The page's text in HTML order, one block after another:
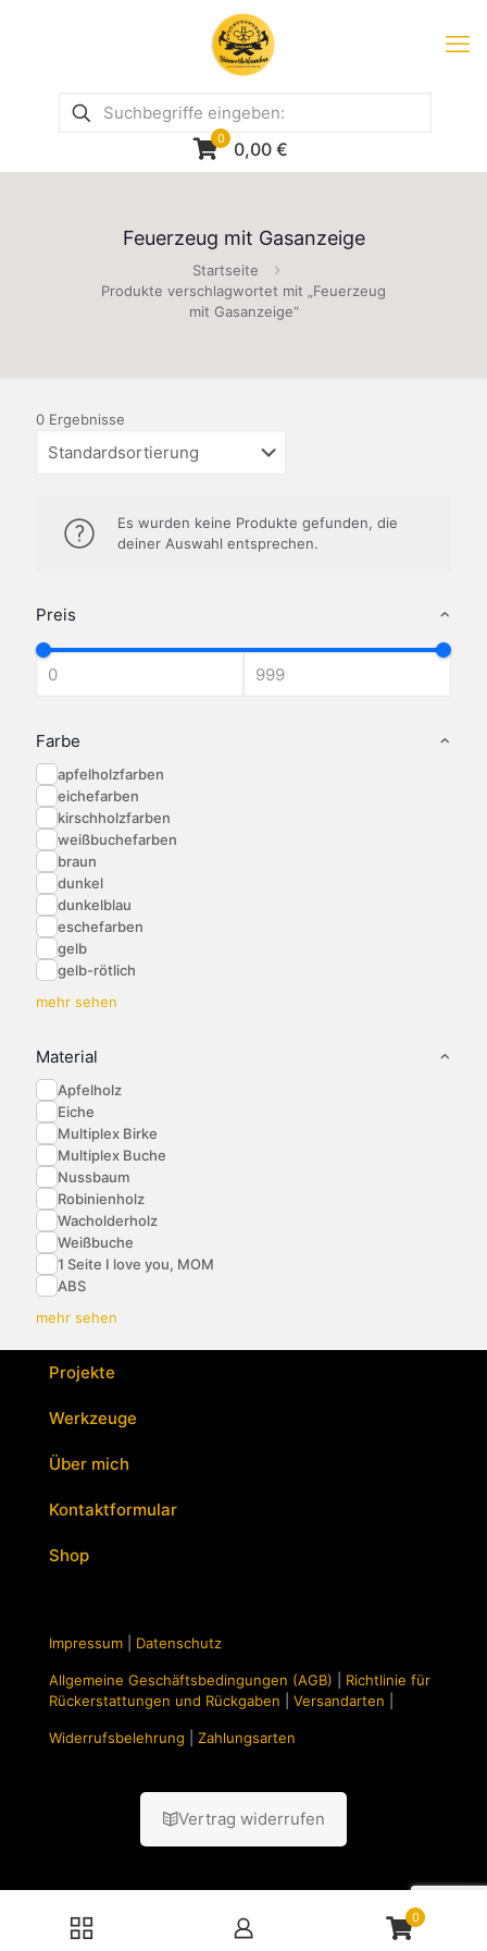
0 0,00 €
Feuerzeug mit Gasanzeige
Startseite
Produkte verschlagwortet mit „Feuerzeug
mit Gasanzeige“
Preis
Farbe
apfelholzfarben
eichefarben
kirschholzfarben
weißbuchefarben
braun
dunkel
dunkelblau
eschefarben
gelb
gelb-rötlich
mehr sehen
Material
Apfelholz
Eiche
Multiplex Birke
Multiplex Buche
Nussbaum
Robinienholz
Wacholderholz
Weißbuche
1 Seite I love you, MOM
ABS
mehr sehen
0 Ergebnisse
Es wurden keine Produkte gefunden, die
deiner Auswahl entsprechen.
Projekte
Werkzeuge
Über mich
Kontaktformular
Shop
Impressum Datenschutz
Allgemeine Geschäftsbedingungen (AGB)
Richtlinie für
Rückerstattungen und Rückgaben
Versandarten
Widerrufsbelehrung Zahlungsarten
Vertrag widerrufen
0